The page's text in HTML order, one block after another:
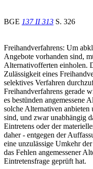
BGE 137 II 313 S. 326
Freihandverfahrens: Um
Angebote vorhanden sind,
Alternativofferten einholen.
Zulässigkeit eines
selektives Verfahren
Freihandverfahrens gerade
es bestünden angemessene
solche Alternativen anbieten
sind, und zwar unabhängig
Eintretens oder der
daher - entgegen der
eine unzulässige Umkehr
das Fehlen angemessener
Eintretensfrage geprüft hat.